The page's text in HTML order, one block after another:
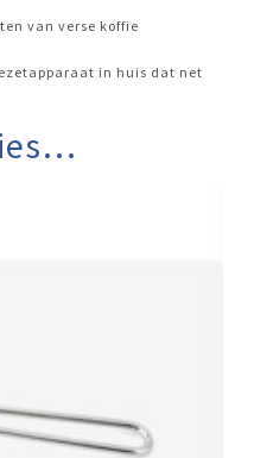
van verse koffie
in huis dat net